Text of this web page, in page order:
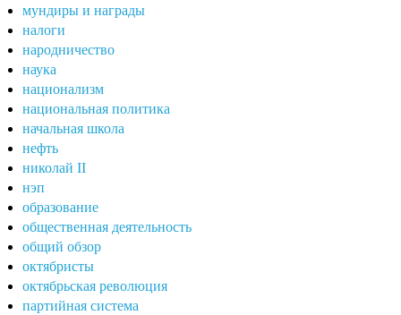
мундиры и награды
налоги
народничество
наука
национализм
национальная политика
начальная школа
нефть
николай II
нэп
образование
общественная деятельность
общий обзор
октябристы
октябрьская революция
партийная система